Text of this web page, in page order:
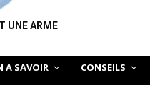
UNE ARME
A SAVOIR CONSEILS